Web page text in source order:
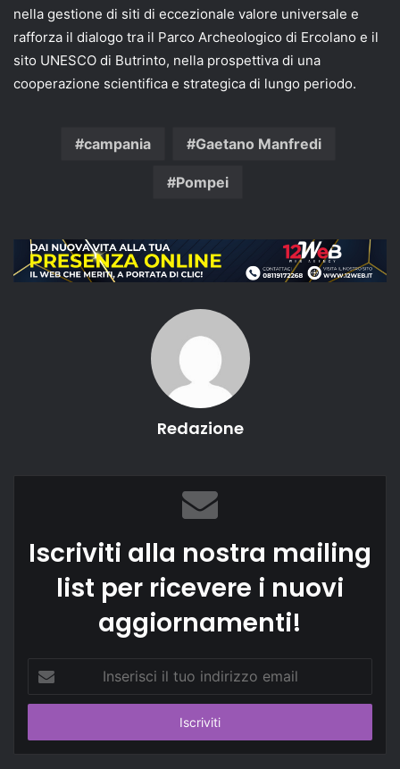
nella gestione di siti di eccezionale valore universale e
rafforza il dialogo tra il Parco Archeologico di Ercolano e il
sito UNESCO di Butrinto, nella prospettiva di una
cooperazione scientifica e strategica di lungo periodo.
campania Gaetano Manfredi
Pompei
Redazione
Iscriviti alla nostra mailing
list per ricevere i nuovi
aggiornamenti!
tuo
email